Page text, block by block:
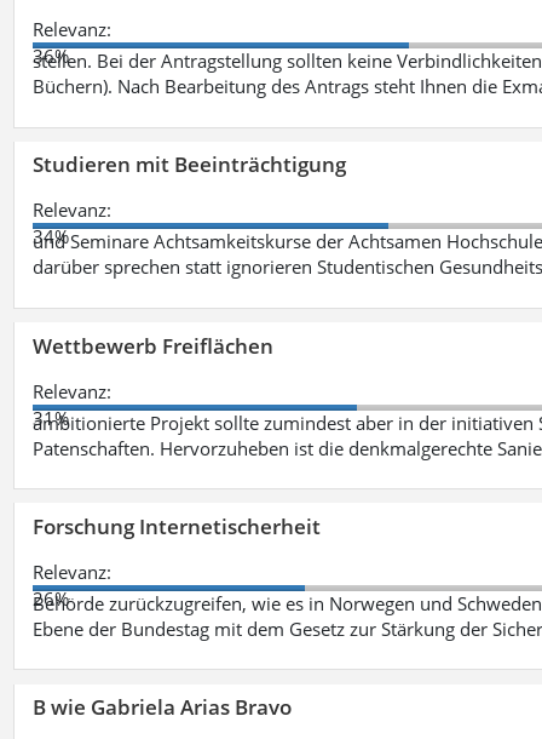
Relevanz:
36%
stellen. Bei der Antragstellung sollten keine
Büchern). Nach Bearbeitung des Antrags steht Ihnen die
Studieren mit Beeinträchtigung
Relevanz:
34%
und Seminare Achtsamkeitskurse der Achtsamen
darüber sprechen statt ignorieren Studentischen
Wettbewerb Freiflächen
Relevanz:
31%
ambitionierte Projekt sollte zumindest aber in der initiativen
Patenschaften. Hervorzuheben ist die denkmalgerechte
Forschung Internetischerheit
Relevanz:
26%
Behörde zurückzugreifen, wie es in Norwegen und
Ebene der Bundestag mit dem Gesetz zur Stärkung der
B wie Gabriela Arias Bravo